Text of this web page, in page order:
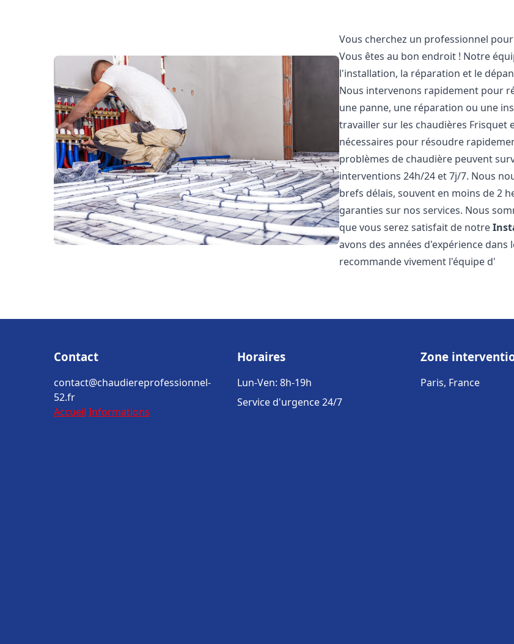
Vous cherchez un professionnel
Vous êtes au bon endroit ! Notre
l'installation, la réparation et le
Nous intervenons rapidement pour
une panne, une réparation ou une
travailler sur les chaudières Frisquet
nécessaires pour résoudre
problèmes de chaudière peuvent
interventions 24h/24 et 7j/7. Nous
brefs délais, souvent en moins de 2
garanties sur nos services. Nous
que vous serez satisfait de notre
avons des années d'expérience
recommande vivement l'équipe d'
Contact
contact@chaudiereprofessionnel-
52.fr
Accueil Informations
Horaires
Lun-Ven: 8h-19h
Service d'urgence 24/7
Zone
Paris, France